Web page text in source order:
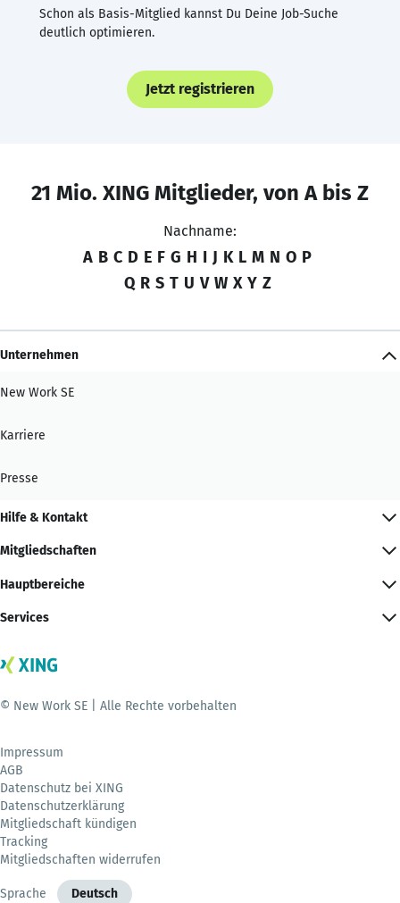
Schon als Basis-Mitglied kannst Du Deine Job-Suche
deutlich optimieren.
Jetzt registrieren
21 Mio. XING Mitglieder, von A bis Z
Nachname:
A B C D E F G H I J K L M N O P
Q R S T U V W X Y Z
Unternehmen
New Work SE
Karriere
Presse
Hilfe & Kontakt
Mitgliedschaften
Hauptbereiche
Services
© New Work SE | Alle Rechte vorbehalten
Impressum
AGB
Datenschutz bei XING
Datenschutzerklärung
Mitgliedschaft kündigen
Tracking
Mitgliedschaften widerrufen
Sprache Deutsch